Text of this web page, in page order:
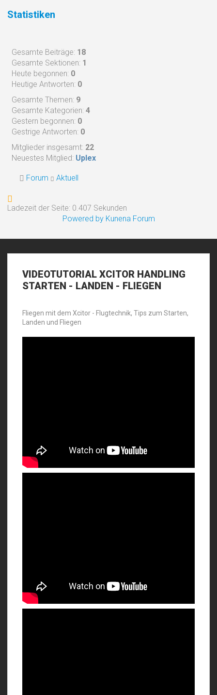
Statistiken
Gesamte Beiträge: 18
Gesamte Sektionen: 1
Heute begonnen: 0
Heutige Antworten: 0
Gesamte Themen: 9
Gesamte Kategorien: 4
Gestern begonnen: 0
Gestrige Antworten: 0
Mitglieder insgesamt: 22
Neuestes Mitglied: Uplex
Forum Aktuell
Ladezeit der Seite: 0.407 Sekunden
Powered by Kunena Forum
VIDEOTUTORIAL XCITOR HANDLING
STARTEN - LANDEN - FLIEGEN
Fliegen mit dem Xcitor - Flugtechnik, Tips zum Starten,
Landen und Fliegen